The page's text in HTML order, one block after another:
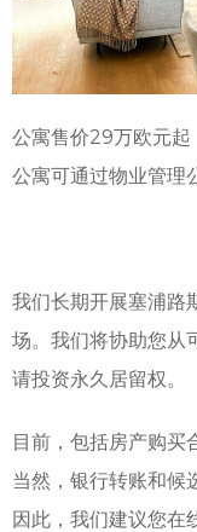
公寓售价29万欧元起
公寓可通过物业管理
我们长期开展塞浦路
场。我们将协助您从
请投资永久居留权。
目前，包括房产购买
当然，银行转账和候
因此，我们建议您在